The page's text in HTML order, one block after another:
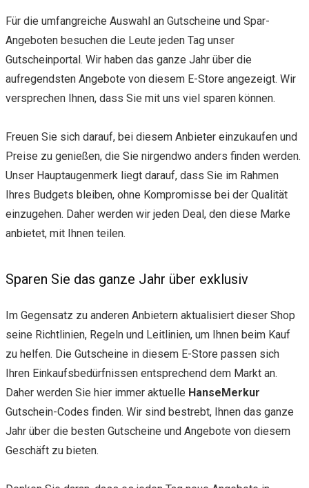
Für die umfangreiche Auswahl an Gutscheine und Spar-
Angeboten besuchen die Leute jeden Tag unser
Gutscheinportal. Wir haben das ganze Jahr über die
aufregendsten Angebote von diesem E-Store angezeigt. Wir
versprechen Ihnen, dass Sie mit uns viel sparen können.
Freuen Sie sich darauf, bei diesem Anbieter einzukaufen und
Preise zu genießen, die Sie nirgendwo anders finden werden.
Unser Hauptaugenmerk liegt darauf, dass Sie im Rahmen
Ihres Budgets bleiben, ohne Kompromisse bei der Qualität
einzugehen. Daher werden wir jeden Deal, den diese Marke
anbietet, mit Ihnen teilen.
Sparen Sie das ganze Jahr über exklusiv
Im Gegensatz zu anderen Anbietern aktualisiert dieser Shop
seine Richtlinien, Regeln und Leitlinien, um Ihnen beim Kauf
zu helfen. Die Gutscheine in diesem E-Store passen sich
Ihren Einkaufsbedürfnissen entsprechend dem Markt an.
Daher werden Sie hier immer aktuelle HanseMerkur
Gutschein-Codes finden. Wir sind bestrebt, Ihnen das ganze
Jahr über die besten Gutscheine und Angebote von diesem
Geschäft zu bieten.